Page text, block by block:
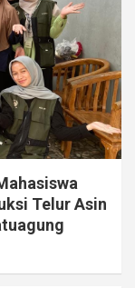
Telur Asin